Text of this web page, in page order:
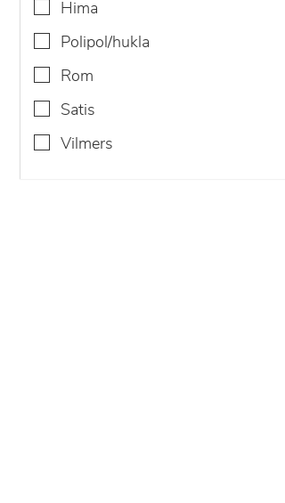
hima
polipol/hukla
rom
satis
vilmers